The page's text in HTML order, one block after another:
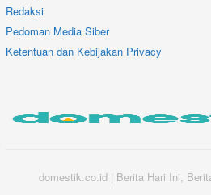
Redaksi
Pedoman Media Siber
Ketentuan dan Kebijakan Privacy
domestik.co.id | Berita Hari Ini,